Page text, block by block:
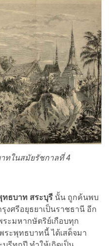
ทในสมัยรัชกาลที่ 4
ทธบาท สระบุรี นั้น ถูกค้นพบ
งศรีอยุธยาเป็นราชธานี อีก
ระมหากษัตริย์เกือบทุก
ะพุทธบาทนี้ ได้เสด็จมา